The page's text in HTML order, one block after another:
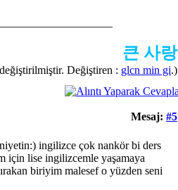
큰 사랑
Değiştiren : glcn min gi.)
Mesaj: #5
ingilizce çok nankör bi ders
için lise ingilizcemle yaşamaya
biriyim malesef o yüzden seni